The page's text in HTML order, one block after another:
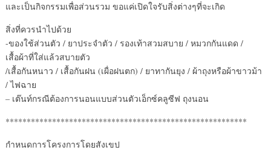
และเป็นกิจกรรมเพื่อส่วนรวม ขอแค่เปิดใจรับสิ่งต่างๆที่จะเกิด
สิ่งที่ควรนำไปด้วย
-ของใช้ส่วนตัว / ยาประจำตัว / รองเท้าสวมสบาย / หมวกกันแดด /
เสื้อผ้าที่ใส่แล้วสบายตัว
/เสื้อกันหนาว / เสื้อกันฝน (เผื่อฝนตก) / ยาทากันยุง / ผ้าถุงหรือผ้าขาวม้า
/ ไฟฉาย
– เต๊นท์กรณีต้องการนอนแบบส่วนตัวเอ็กซ์คลูซีฟ ถุงนอน
*********************************************************
กำหนดการโครงการโดยสังเขป